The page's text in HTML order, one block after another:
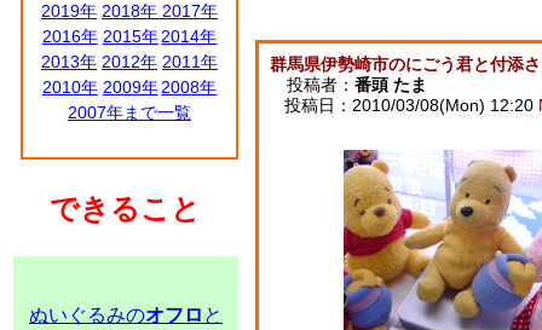
2019年 2018年 2017年
2016年 2015年 2014年
2013年 2012年 2011年
2010年 2009年 2008年
2007年まで一覧
できること
ぬいぐるみのオフロ と
群馬県伊勢崎市のにごう君と付添
投稿者： 番頭 たま
投稿日：2010/03/08(Mon) 12:20